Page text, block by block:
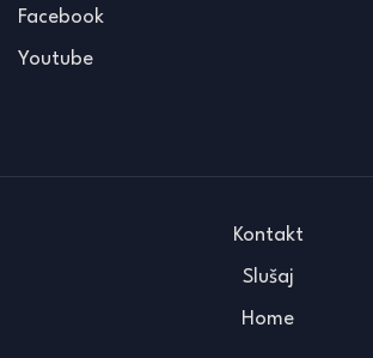
Facebook
Youtube
Kontakt
Slušaj
Home